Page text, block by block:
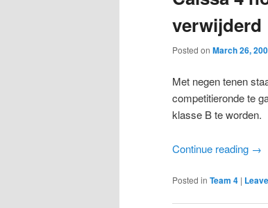
verwijderd
Posted on March 26,
Met negen tenen
competitieronde te
klasse B te worden.
Continue reading →
Posted in Team 4 |